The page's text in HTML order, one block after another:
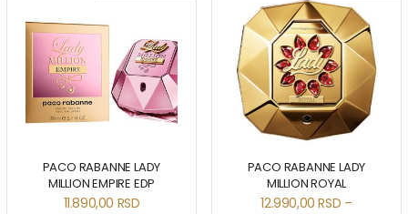
PACO RABANNE LADY
MILLION EMPIRE EDP
11.890,00 RSD
PACO RABANNE LADY
MILLION ROYAL
12.990,00RSD –